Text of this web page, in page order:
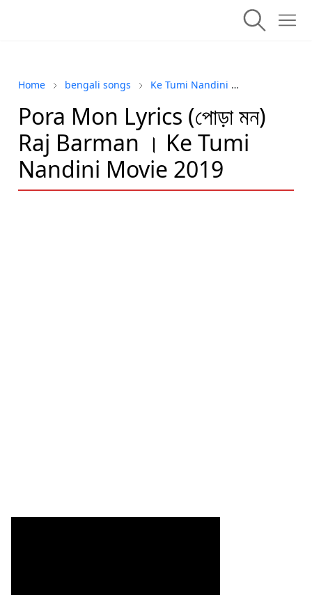
Home bengali songs Ke Tumi Nandini
Pora Mon Lyrics (পোড়া মন)
Raj Barman । Ke Tumi
Nandini Movie 2019